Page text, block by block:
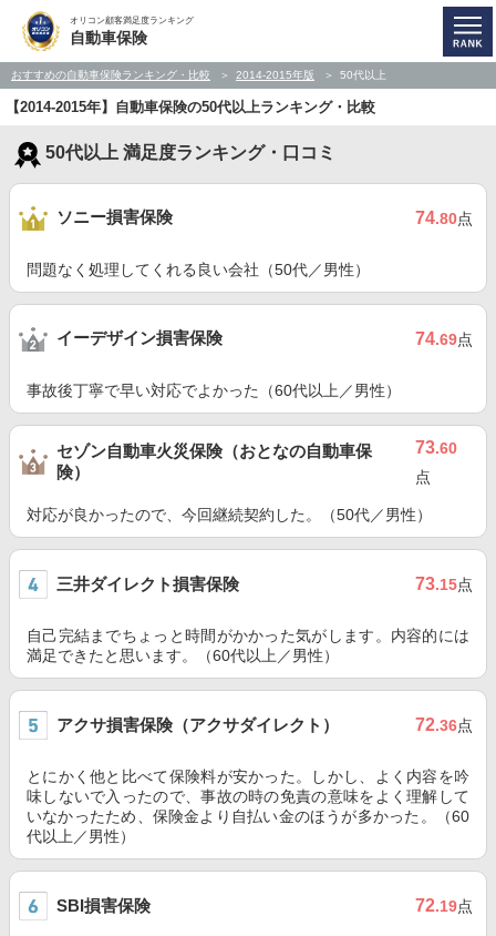
オリコン顧客満足度ランキング
自動車保険
おすすめの自動車保険ランキング・比較 2014-2015年版 50代以上
【2014-2015年】自動車保険の50代以上ランキング・比較
50代以上 満足度ランキング・口コミ
ソニー損害保険 74.80点
問題なく処理してくれる良い会社（50代／男性）
イーデザイン損害保険 74.69点
事故後丁寧で早い対応でよかった（60代以上／男性）
セゾン自動車火災保険（おとなの自動車保
険）
73.60
点
対応が良かったので、今回継続契約した。（50代／男性）
三井ダイレクト損害保険 73.15点
自己完結までちょっと時間がかかった気がします。内容的には
満足できたと思います。（60代以上／男性）
アクサ損害保険（アクサダイレクト） 72.36点
とにかく他と比べて保険料が安かった。しかし、よく内容を吟
味しないで入ったので、事故の時の免責の意味をよく理解して
いなかったため、保険金より自払い金のほうが多かった。（60
代以上／男性）
SBI損害保険 72.19点